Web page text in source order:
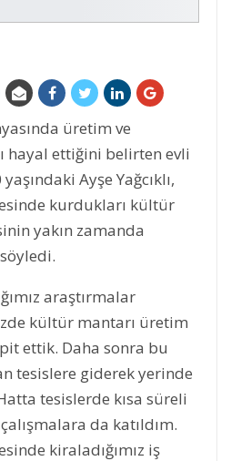
üretim ve
hayal ettiğini belirten evli
Ayşe Yağcıklı,
kurdukları kültür
yakın zamanda
araştırmalar
kültür mantarı üretim
ettik. Daha sonra bu
tesislere giderek yerinde
tesislerde kısa süreli
da katıldım.
kiraladığımız iş